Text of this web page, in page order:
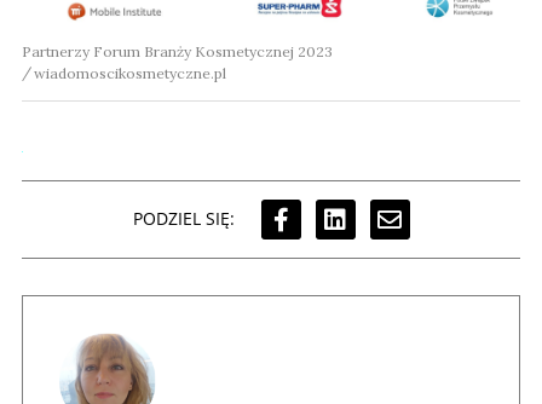
Partnerzy Forum Branży Kosmetycznej 2023
wiadomoscikosmetyczne.pl
PODZIEL SIĘ: